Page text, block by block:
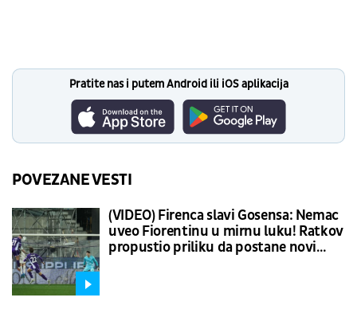
Pratite nas i putem Android ili iOS aplikacija
POVEZANE VESTI
(VIDEO) Firenca slavi Gosensa: Nemac
uveo Fiorentinu u mirnu luku! Ratkov
propustio priliku da postane novi